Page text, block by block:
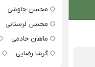
محسن چاوشی
محسن لرستانی
ماهان خادمی
گرشا رضایی